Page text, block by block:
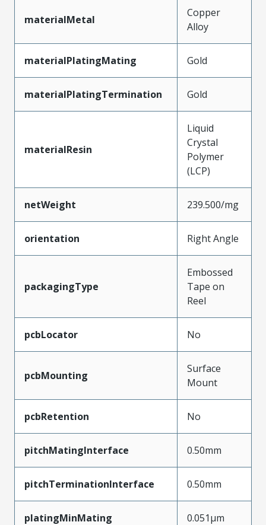
materialMetal
Copper
Alloy
materialPlatingMating Gold
materialPlatingTermination Gold
materialResin
Liquid
Crystal
Polymer
(LCP)
netWeight 239.500/mg
orientation Right Angle
packagingType
Embossed
Tape on
Reel
pcbLocator No
pcbMounting
Surface
Mount
pcbRetention No
pitchMatingInterface 0.50mm
pitchTerminationInterface 0.50mm
platingMinMating 0.051µm